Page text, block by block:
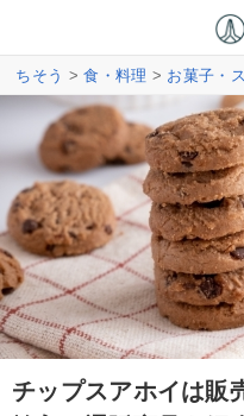
ちそう >食・料理 > お菓子・
チップスアホイは販